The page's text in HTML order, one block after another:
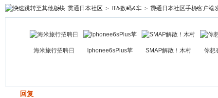
贯通日本 日本社区 论坛 群组 日本百科
帖子
贯通日本社区 > IT&数码&车 > 贯通日本社区手机客户端
海米旅行招聘日 Iphonee6sPlus苹 SMAP解散！木村 你想
回复